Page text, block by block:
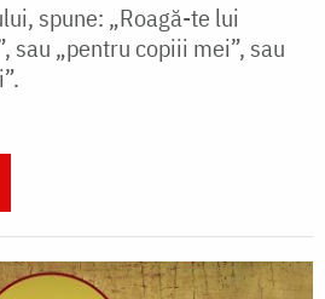
spune: „Roagă-te lui
sau „pentru copiii mei”, sau